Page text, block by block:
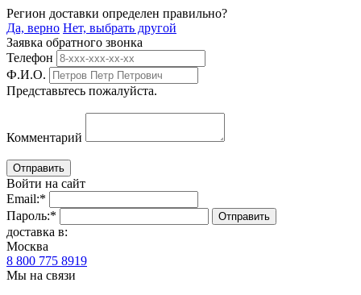
Регион доставки определен правильно?
Да, верно Нет, выбрать другой
Заявка обратного звонка
Телефон
Ф.И.О.
Представьтесь пожалуйста.
Комментарий
Войти на сайт
Email:*
Пароль:*
доставка в:
Москва
8 800 775 8919
Мы на связи